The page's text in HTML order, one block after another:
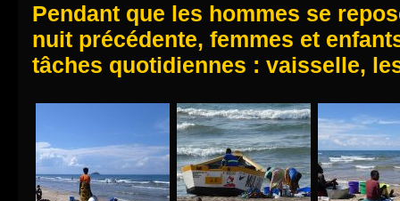
Pendant que les hommes se
nuit précédente, femmes et
tâches quotidiennes : vaisselle,